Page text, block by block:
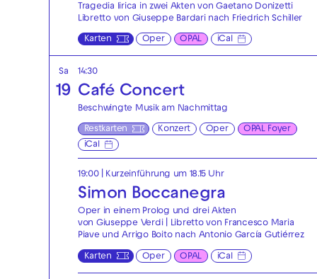
Tragedia lirica in zwei Akten von Gaetano Donizetti
Libretto von Giuseppe Bardari nach Friedrich Schiller
Karten Oper OPAL iCal
Sa
19
14:30
Café Concert
Beschwingte Musik am Nachmittag
Restkarten Konzert Oper
OPAL Foyer
iCal
19:00 | Kurzeinführung um 18.15 Uhr
Simon Boccanegra
Oper in einem Prolog und drei Akten
von Giuseppe Verdi | Libretto von Francesco Maria
Piave und Arrigo Boito nach Antonio García Gutiérrez
Karten Oper OPAL iCal